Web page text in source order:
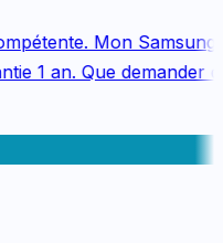
Mon Samsung
1 an. Que demander